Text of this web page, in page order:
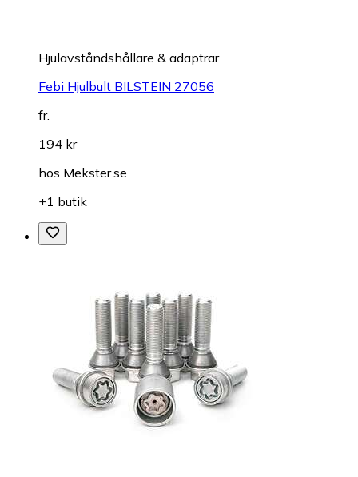
Hjulavståndshållare & adaptrar
Febi Hjulbult BILSTEIN 27056
fr.
194 kr
hos Mekster.se
+1 butik